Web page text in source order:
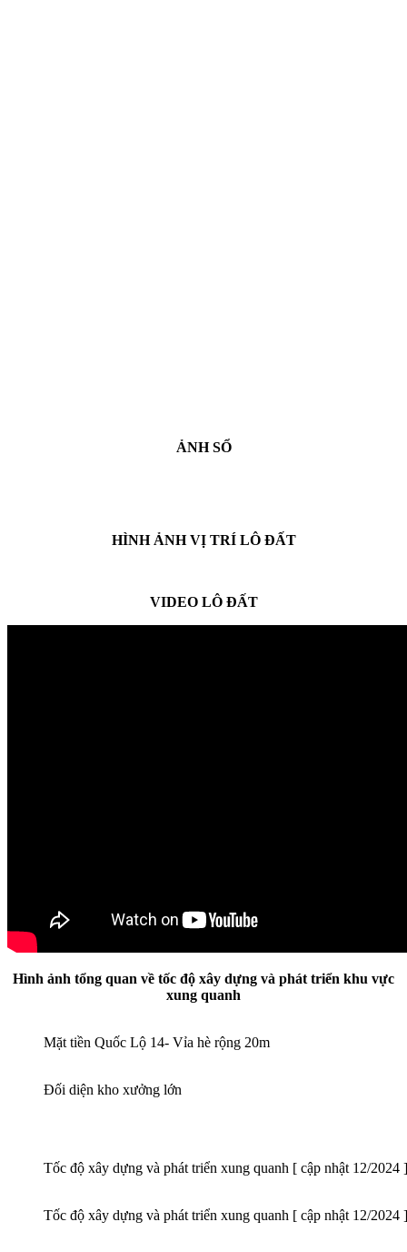
ẢNH SỔ
HÌNH ẢNH VỊ TRÍ LÔ ĐẤT
VIDEO LÔ ĐẤT
Hình ảnh tổng quan về tốc độ xây dựng và phát triển khu vực
xung quanh
Mặt tiền Quốc Lộ 14- Vỉa hè rộng 20m
Đối diện kho xưởng lớn
Tốc độ xây dựng và phát triển xung quanh [ cập nhật 12/2024 ]
Tốc độ xây dựng và phát triển xung quanh [ cập nhật 12/2024 ]